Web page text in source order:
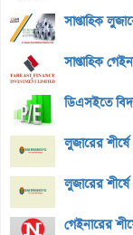
সাপ্তাহিক
সাপ্তাহিক
ডিএসইতে
লুজারের
লুজারের
গেইনারের